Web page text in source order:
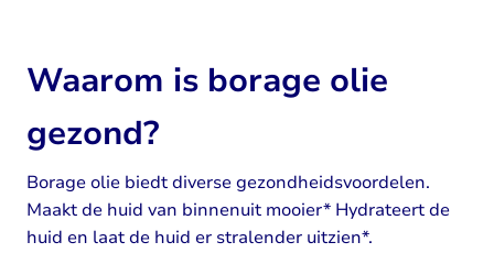
Waarom is borage olie
gezond?
Borage olie biedt diverse gezondheidsvoordelen.
Maakt de huid van binnenuit mooier* Hydrateert de
huid en laat de huid er stralender uitzien*.